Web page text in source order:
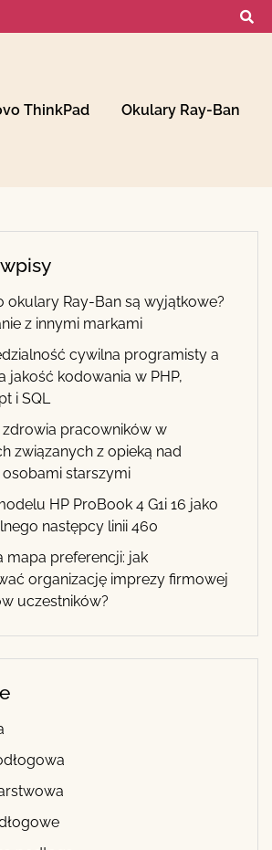
ThinkPad Okulary Ray-Ban
okulary Ray-Ban są wyjątkowe?
z innymi markami
cywilna programisty a
jakość kodowania w PHP,
i SQL
zdrowia pracowników w
związanych z opieką nad
osobami starszymi
HP ProBook 4 G1i 16 jako
następcy linii 460
mapa preferencji: jak
organizację imprezy firmowej
uczestników?